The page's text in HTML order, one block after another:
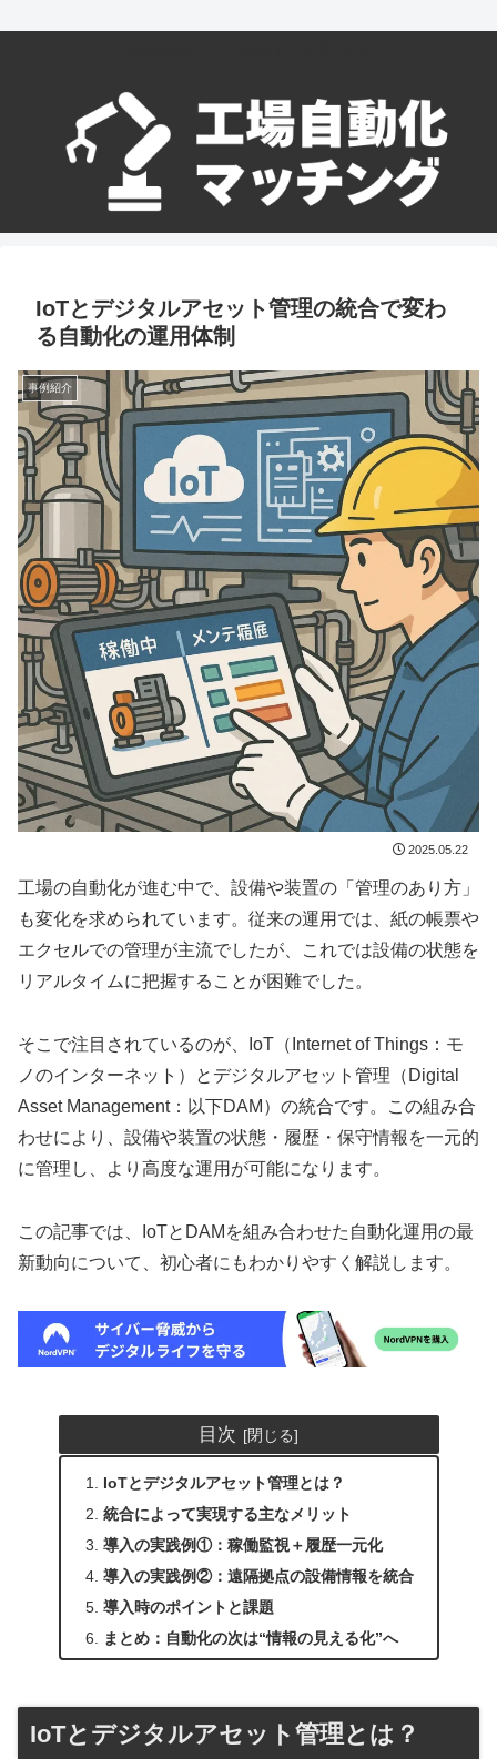
IoTとデジタルアセット管理の統合で変わ
る自動化の運用体制
事例紹介
2025.05.22
工場の自動化が進む中で、設備や装置の「管理のあり方」
も変化を求められています。従来の運用では、紙の帳票や
エクセルでの管理が主流でしたが、これでは設備の状態を
リアルタイムに把握することが困難でした。
そこで注目されているのが、IoT（Internet of Things：モ
ノのインターネット）とデジタルアセット管理（Digital
Asset Management：以下DAM）の統合です。この組み合
わせにより、設備や装置の状態・履歴・保守情報を一元的
に管理し、より高度な運用が可能になります。
この記事では、IoTとDAMを組み合わせた自動化運用の最
新動向について、初心者にもわかりやすく解説します。
目次
IoTとデジタルアセット管理とは？
統合によって実現する主なメリット
導入の実践例①：稼働監視＋履歴一元化
導入の実践例②：遠隔拠点の設備情報を統合
導入時のポイントと課題
まとめ：自動化の次は“情報の見える化”へ
IoTとデジタルアセット管理とは？